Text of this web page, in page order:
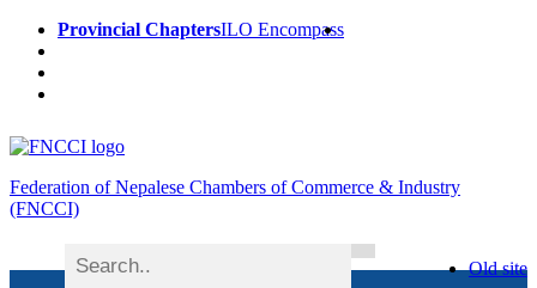
Provincial ChaptersILO Encompass
Federation of Nepalese Chambers of Commerce & Industry
(FNCCI)
Old site